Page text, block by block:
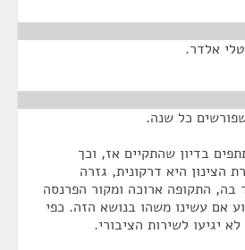
אלדר.
כל שנה.
בדיון שהתקיים אז, וכך
הצינון היא דרקונית, גזרה
בה, התקופה ארוכה ומקור הפרנסה
אם עשינו משהו בנושא הזה. כפי
יגיעו לשירות הציבורי.